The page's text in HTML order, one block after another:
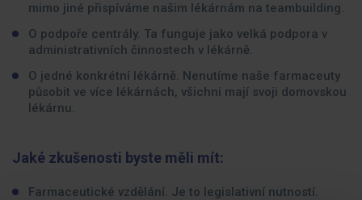
mimo jiné přispíváme našim lékárnám na teambuilding.
O podpoře centrály. Ta funguje jako velká podpora v
administrativních činnostech v lékárně.
O jedné konkrétní lékárně. Nenutíme naše farmaceuty
působit ve více lékárnách, všichni mají svoji domovskou
lékárnu.
Jaké zkušenosti byste měli mít:
Farmaceutické vzdělání. Je to legislativní nutností.